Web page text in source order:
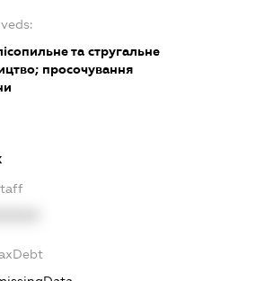
та стругальне
просочування